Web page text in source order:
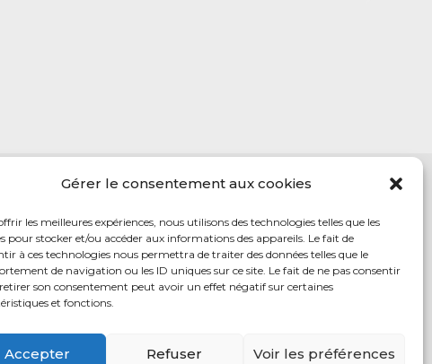
Gérer le consentement aux cookies
les meilleures expériences, nous utilisons des technologies telles que les
pour stocker et/ou accéder aux informations des appareils. Le fait de
à ces technologies nous permettra de traiter des données telles que le
de navigation ou les ID uniques sur ce site. Le fait de ne pas consentir
son consentement peut avoir un effet négatif sur certaines
et fonctions.
Accepter Refuser Voir les préférences
de vente